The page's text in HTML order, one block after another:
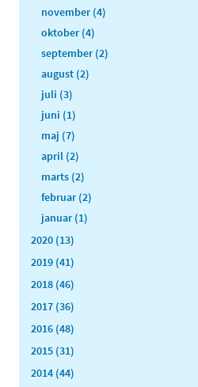
november (4)
oktober (4)
september (2)
august (2)
juli (3)
juni (1)
maj (7)
april (2)
marts (2)
februar (2)
januar (1)
2020 (13)
2019 (41)
2018 (46)
2017 (36)
2016 (48)
2015 (31)
2014 (44)